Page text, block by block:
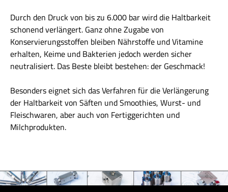
Durch den Druck von bis zu 6.000 bar wird die Haltbarkeit
schonend verlängert. Ganz ohne Zugabe von
Konservierungsstoffen bleiben Nährstoffe und Vitamine
erhalten, Keime und Bakterien jedoch werden sicher
neutralisiert. Das Beste bleibt bestehen: der Geschmack!
Besonders eignet sich das Verfahren für die Verlängerung
der Haltbarkeit von Säften und Smoothies, Wurst- und
Fleischwaren, aber auch von Fertiggerichten und
Milchprodukten.